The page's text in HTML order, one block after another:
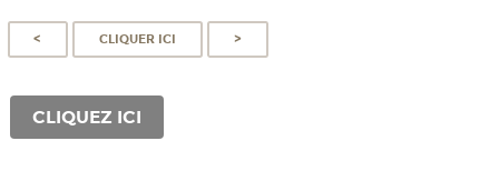
< CLIQUER ICI >
CLIQUEZ ICI